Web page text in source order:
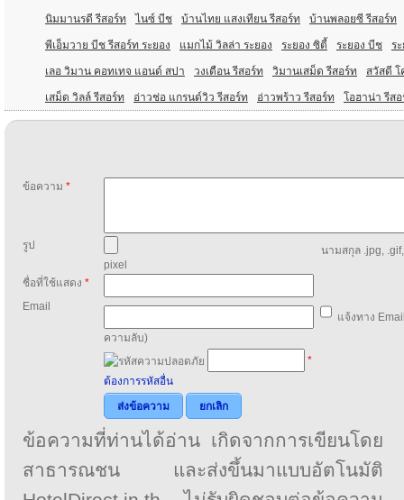
นิมมานรดี รีสอร์ท ไนซ์ บีช บ้านไทย แสงเทียน รีสอร์ท บ้านพลอยซี รีสอร์ท
พีเอ็มวาย บีช รีสอร์ท ระยอง แมกไม้ วิลล่า ระยอง ระยอง ซิตี้ ระยอง บีช ร
เลอ วิมาน คอทเทจ แอนด์ สปา วงเดือน รีสอร์ท วิมานเสม็ด รีสอร์ท สวัสดี โ
เสม็ด วิลล์ รีสอร์ท อ่าวช่อ แกรนด์วิว รีสอร์ท อ่าวพร้าว รีสอร์ท โอฮาน่า รีสอ
ข้อความ *
รูป
นามสกุล .jpg,
pixel
ชื่อที่ใช้แสดง *
Email
แจ้งทาง
ความลับ)
*
ต้องการรหัสอื่น
ส่งข้อความ
ยกเลิก
ข้อความที่ท่านได้อ่าน เกิดจากการเขียนโดย
สาธารณชน และส่งขึ้นมาแบบอัตโนมัติ